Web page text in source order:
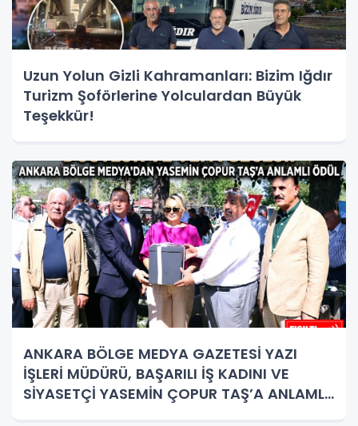
Uzun Yolun Gizli Kahramanları: Bizim Iğdır
Turizm Şoförlerine Yolculardan Büyük
Teşekkür!
ANKARA BÖLGE MEDYA GAZETESİ YAZI
İŞLERİ MÜDÜRÜ, BAŞARILI İŞ KADINI VE
SİYASETÇİ YASEMİN ÇOPUR TAŞ’A ANLAMLI